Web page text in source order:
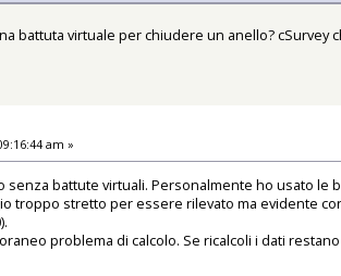
battuta virtuale per chiudere un anello?
am »
senza battute virtuali. Personalmente ho usato
troppo stretto per essere rilevato ma evidente
problema di calcolo. Se ricalcoli i dati